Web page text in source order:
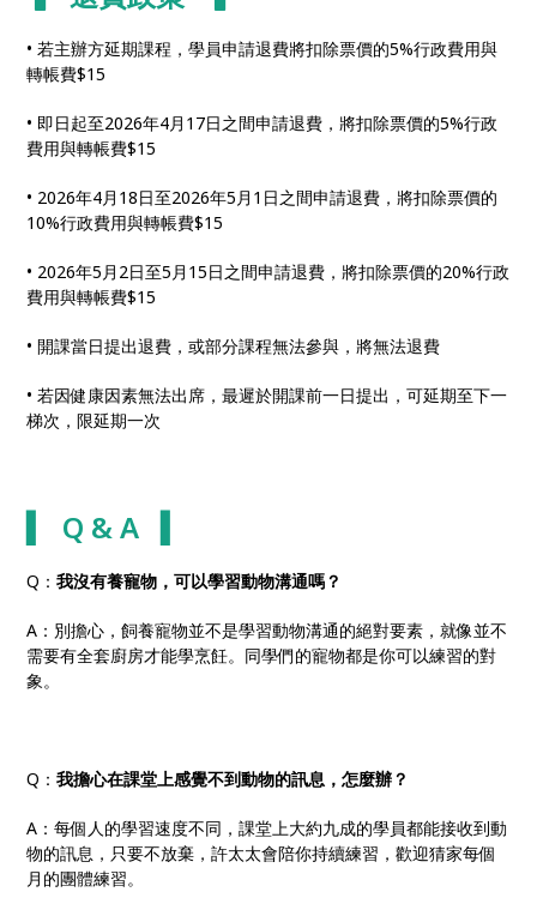
• 若主辦方延期課程，學員申請退費將扣除票價的5%行政費用與
轉帳費$15
• 即日起至2026年4月17日之間申請退費，將扣除票價的5%行政
費用與轉帳費$15
• 2026年4月18日至2026年5月1日之間申請退費，將扣除票價的
10%行政費用與轉帳費$15
• 2026年5月2日至5月15日之間申請退費，將扣除票價的20%行政
費用與轉帳費$15
• 開課當日提出退費，或部分課程無法參與，將無法退費
• 若因健康因素無法出席，最遲於開課前一日提出，可延期至下一
梯次，限延期一次
▍ Q & A ▍
Q：我沒有養寵物，可以學習動物溝通嗎？
A：別擔心，飼養寵物並不是學習動物溝通的絕對要素，就像並不
需要有全套廚房才能學烹飪。同學們的寵物都是你可以練習的對
象。
Q：我擔心在課堂上感覺不到動物的訊息，怎麼辦？
A：每個人的學習速度不同，課堂上大約九成的學員都能接收到動
物的訊息，只要不放棄，許太太會陪你持續練習，歡迎猜家每個
月的團體練習。